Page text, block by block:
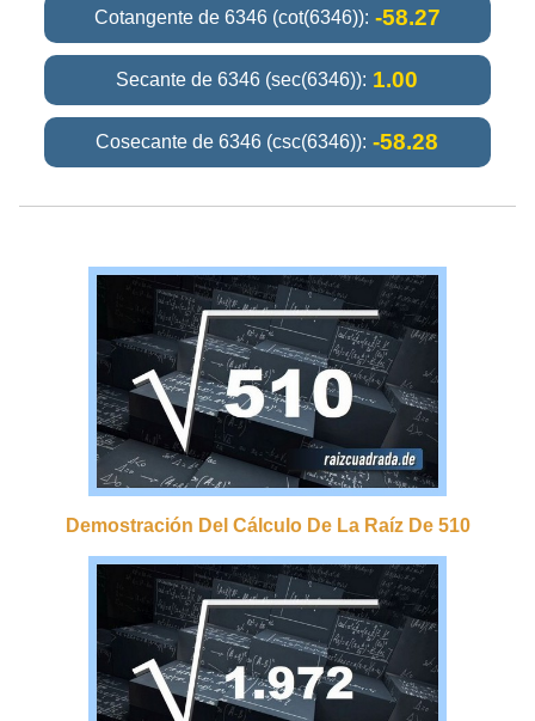
Cotangente de 6346 (cot(6346)): -58.27
Secante de 6346 (sec(6346)): 1.00
Cosecante de 6346 (csc(6346)): -58.28
Demostración Del Cálculo De La Raíz De 510